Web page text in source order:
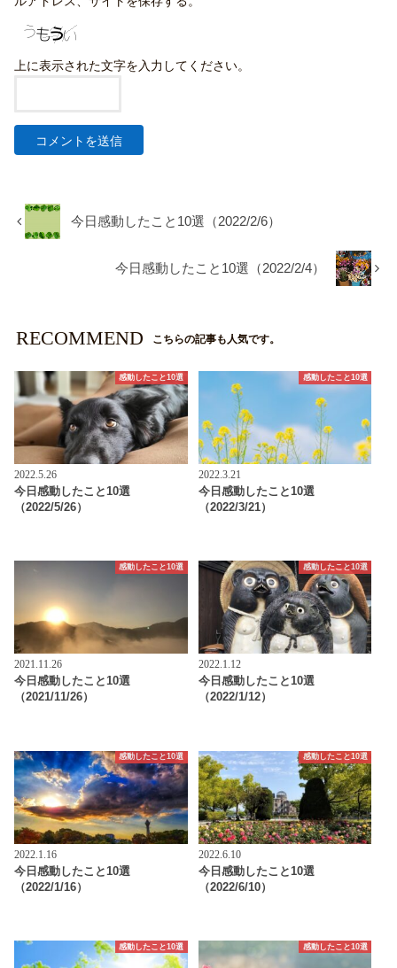
上に表示された文字を入力してください。
今日感動したこと10選（2022/2/6）
今日感動したこと10選（2022/2/4）
RECOMMEND こちらの記事も人気です。
感動したこと10選
2022.5.26
今日感動したこと10選
（2022/5/26）
感動したこと10選
2022.3.21
今日感動したこと10選
（2022/3/21）
感動したこと10選
2021.11.26
今日感動したこと10選
（2021/11/26）
感動したこと10選
2022.1.12
今日感動したこと10選
（2022/1/12）
感動したこと10選
2022.1.16
今日感動したこと10選
（2022/1/16）
感動したこと10選
2022.6.10
今日感動したこと10選
（2022/6/10）
感動したこと10選 感動したこと10選